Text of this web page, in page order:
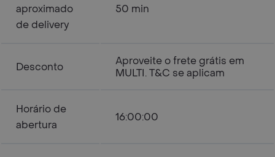
aproximado
de delivery
50 min
Desconto
Aproveite o frete grátis em
MULTI. T&C se aplicam
Horário de
abertura
16:00:00